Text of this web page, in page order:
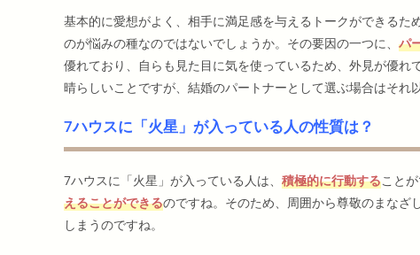
基本的に愛想がよく、相手に満足感を与えるトークができる
のが悩みの種なのではないでしょうか。その要因の一つに、 パ
優れており、自らも見た目に気を使っているため、外見が優
晴らしいことですが、結婚のパートナーとして選ぶ場合はそれ
7ハウスに「火星」が入っている人の性質は？
7ハウスに「火星」が入っている人は、 積極的に行動すること
えることができるのですね。そのため、周囲から尊敬のまなざ
しまうのですね。